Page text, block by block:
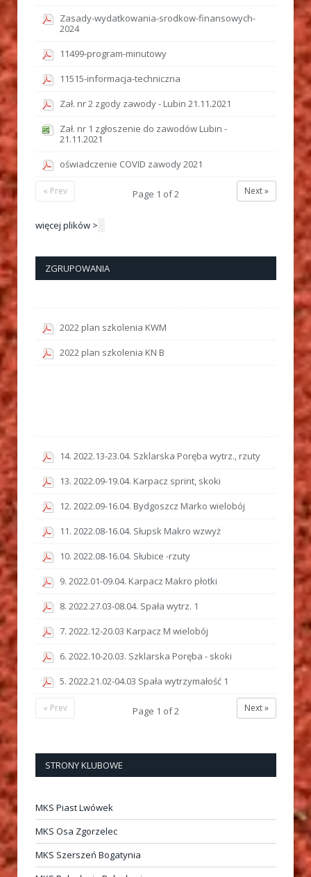
Zasady-wydatkowania-srodkow-finansowych-
2024
11499-program-minutowy
11515-informacja-techniczna
Zał. nr 2 zgody zawody - Lubin 21.11.2021
Zał. nr 1 zgłoszenie do zawodów Lubin -
21.11.2021
oświadczenie COVID zawody 2021
Next »
Page 1 of2
« Prev
więcej plików >
ZGRUPOWANIA
2022 plan szkolenia KWM
2022 plan szkolenia KN B
14. 2022.13-23.04. Szklarska Poręba wytrz., rzuty
13. 2022.09-19.04. Karpacz sprint, skoki
12. 2022.09-16.04. Bydgoszcz Marko wielobój
11. 2022.08-16.04. Słupsk Makro wzwyż
10. 2022.08-16.04. Słubice -rzuty
9. 2022.01-09.04. Karpacz Makro płotki
8. 2022.27.03-08.04. Spała wytrz. 1
7. 2022.12-20.03 Karpacz M wielobój
6. 2022.10-20.03. Szklarska Poręba - skoki
5. 2022.21.02-04.03 Spała wytrzymałość 1
Next »
Page 1 of2
« Prev
STRONY KLUBOWE
MKS Piast Lwówek
MKS Osa Zgorzelec
MKS Szerszeń Bogatynia